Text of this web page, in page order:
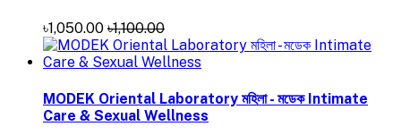
৳1,050.00 ৳1,100.00
MODEK Oriental Laboratory মহিলা - মডেক Intimate
Care & Sexual Wellness